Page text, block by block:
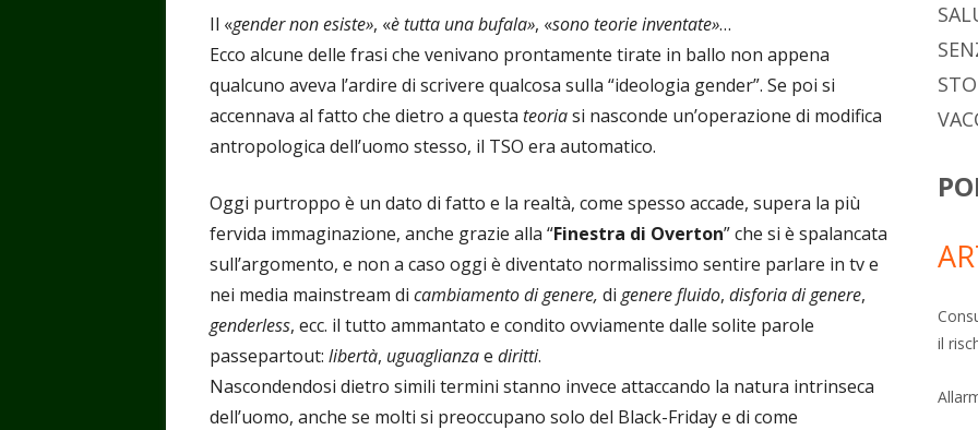
Il «gender non esiste», «è tutta una bufala», «sono teorie inventate»…
Ecco alcune delle frasi che venivano prontamente tirate in ballo non appena
qualcuno aveva l’ardire di scrivere qualcosa sulla “ideologia gender”. Se poi si
accennava al fatto che dietro a questa teoriasi nasconde un’operazione di modifica
antropologica dell’uomo stesso, il TSO era automatico.
Oggi purtroppo è un dato di fatto e la realtà, come spesso accade, supera la più
fervida immaginazione, anche grazie alla “Finestra di Overton” che si è spalancata
sull’argomento, e non a caso oggi è diventato normalissimo sentire parlare in tv e
nei media mainstream di cambiamento di genere, di genere fluido, disforia di genere,
genderless, ecc. il tutto ammantato e condito ovviamente dalle solite parole
passepartout: libertà, uguaglianzae diritti.
Nascondendosi dietro simili termini stanno invece attaccando la natura intrinseca
dell’uomo, anche se molti si preoccupano solo del Black-Friday e di come
il